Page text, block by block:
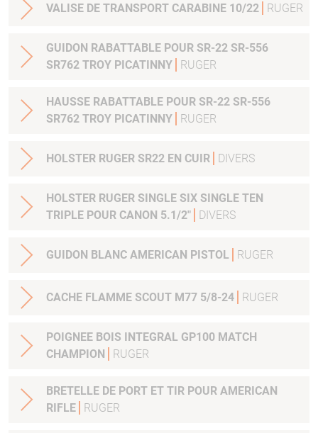
VALISE DE TRANSPORT CARABINE 10/22 RUGER
GUIDON RABATTABLE POUR SR-22 SR-556
SR762 TROY PICATINNY
RUGER
HAUSSE RABATTABLE POUR SR-22 SR-556
SR762 TROY PICATINNY
RUGER
HOLSTER RUGER SR22 EN CUIR DIVERS
HOLSTER RUGER SINGLE SIX SINGLE TEN
TRIPLE POUR CANON 5.1/2"
DIVERS
GUIDON BLANC AMERICAN PISTOL RUGER
CACHE FLAMME SCOUT M77 5/8-24 RUGER
POIGNEE BOIS INTEGRAL GP100 MATCH
CHAMPION
RUGER
BRETELLE DE PORT ET TIR POUR AMERICAN
RIFLE
RUGER